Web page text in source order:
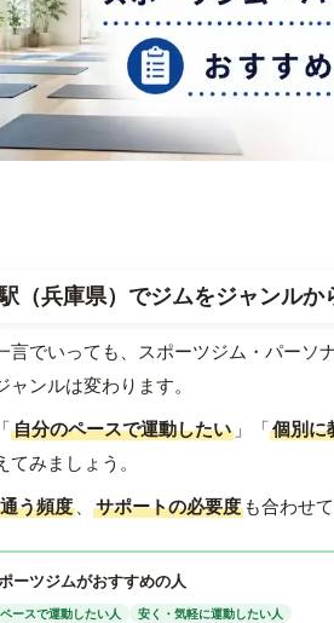
（兵庫県）でジムをジャンルか
言でいっても、スポーツジム・パーソ
ャンルは変わります。
自分のペースで運動したい 」「個別に
てみましょう。
通う頻度 、 サポートの必要度 も合わせ
ーツジムがおすすめの人
ースで運動したい人
安く・気軽に運動したい人